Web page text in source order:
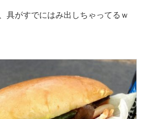
具がすでにはみ出しちゃってるｗ